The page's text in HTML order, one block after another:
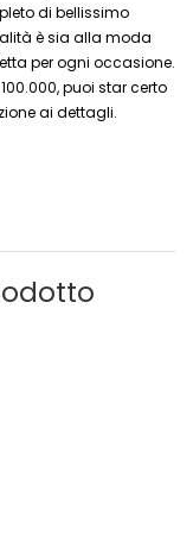
di bellissimo
è sia alla moda
per ogni occasione.
puoi star certo
ai dettagli.